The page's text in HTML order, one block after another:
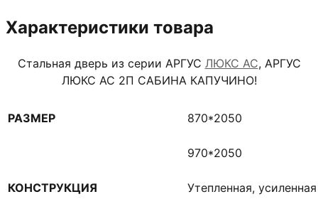
Характеристики товара
Стальная дверь из серии АРГУС ЛЮКС АС, АРГУС
ЛЮКС АС 2П САБИНА КАПУЧИНО!
РАЗМЕР 870*2050
970*2050
КОНСТРУКЦИЯ Утепленная,